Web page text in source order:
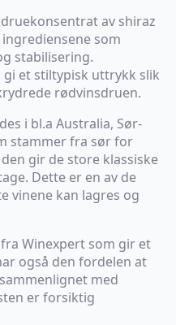
av shiraz
som
stabilisering.
et stiltypisk uttrykk slik
rødvinsdruen.
i bl.a Australia, Sør-
stammer fra sør for
gir de store klassiske
Dette er en av de
vinene kan lagres og
Winexpert som gir et
også den fordelen at
med
er forsiktig